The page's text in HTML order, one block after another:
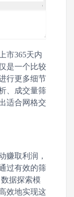
市365天内
是一个比较
行更多细节
、成交量筛
适合网格交
赚取利润，
过有效的筛
据探索模
效地实现这